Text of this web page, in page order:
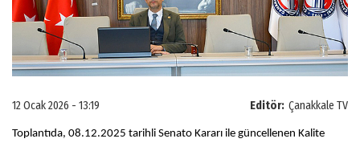
Editör: Çanakkale TV
12 Ocak 2026 - 13:19
Toplantıda, 08.12.2025 tarihli Senato Kararı ile güncellenen Kalite